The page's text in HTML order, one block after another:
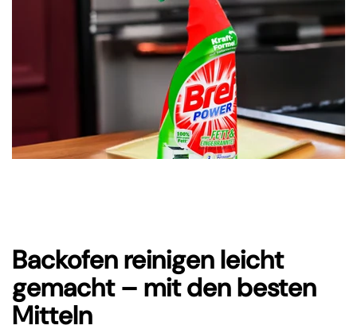
Backofen reinigen leicht
gemacht – mit den besten
Mitteln